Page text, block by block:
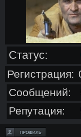
Статус:
Регистрация:
Сообщений:
Репутация: